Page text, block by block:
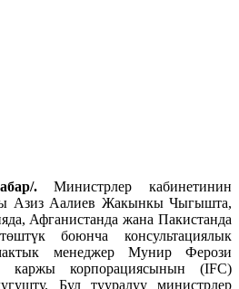
.Министрлер кабинетинин
Азиз Аалиев Жакынкы Чыгышта,
Афганистанда жана Пакистанда
боюнча консультациялык
менеджер Мунир Ферози
каржы корпорациясынын (IFC)
Бул тууралуу министрлер